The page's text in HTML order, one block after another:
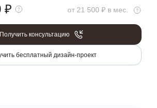
₽ от 21 500 ₽ в мес.
Получить консультацию
бесплатный дизайн-проект